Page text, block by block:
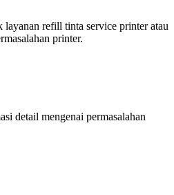
refill tinta service printer atau
printer.
detail mengenai permasalahan